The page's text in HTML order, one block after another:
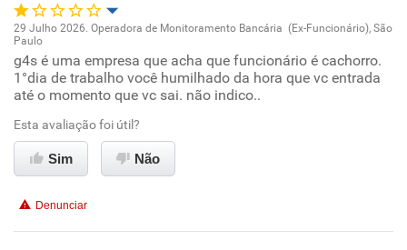
Recomenda a diretoria
Oportunidade de promoção
Ambiente de trabalho
Conciliação com a vida familiar
Não recomenda esta empresa
29 Julho 2026. Operadora de Monitoramento Bancária (Ex-Funcionário), São
Paulo
g4s é uma empresa que acha que funcionário é cachorro.
1°dia de trabalho você humilhado da hora que vc entrada
até o momento que vc sai. não indico..
Esta avaliação foi útil?
Sim Não
Denunciar